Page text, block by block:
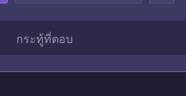
กระทู้ที่ตอบ